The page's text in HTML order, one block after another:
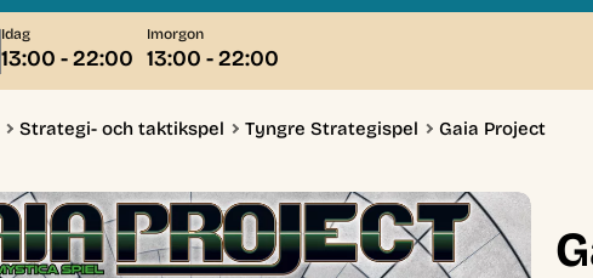
Idag
13:00 - 22:00
Imorgon
13:00 - 22:00
Strategi- och taktikspel Tyngre Strategispel Gaia Project